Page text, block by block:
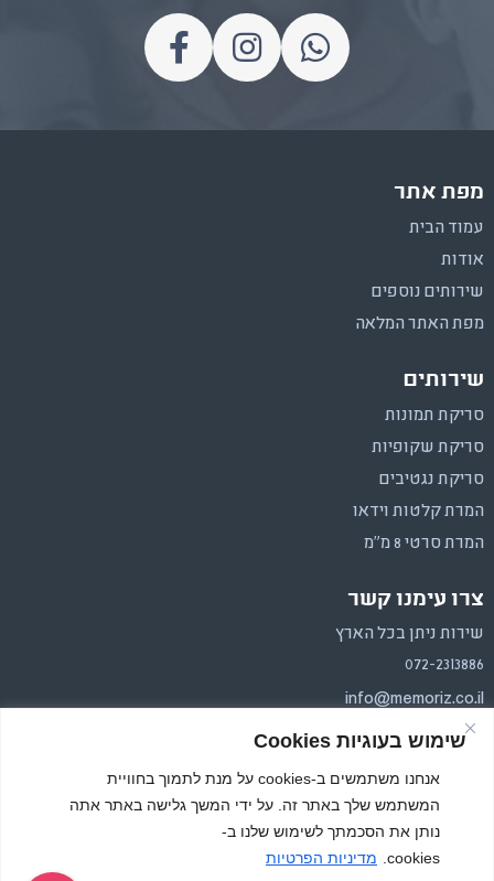
שימוש בעוגיות Cookies
אנחנו משתמשים ב-cookies על מנת לתמוך בחוויית
המשתמש שלך באתר זה. על ידי המשך גלישה באתר אתה
נותן את הסכמתך לשימוש שלנו ב-
cookies.
מדיניות הפרטיות
מפת אתר
עמוד הבית
אודות
שירותים נוספים
מפת האתר המלאה
שירותים
סריקת תמונות
סריקת שקופיות
סריקת נגטיבים
המרת קלטות וידאו
המרת סרטי 8 מ"מ
צרו עימנו קשר
שירות ניתן בכל הארץ
072-2313886
info@memoriz.co.il
איסוף והחזרה בכל הארץ.
משלוחים בפריסה ארצית